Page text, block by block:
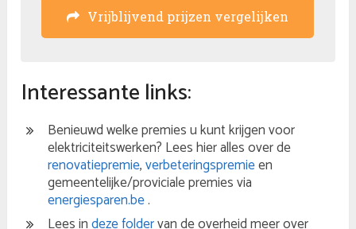
Vrijblijvend prijzen vergelijken
Interessante links:
Benieuwd welke premies u kunt krijgen voor
elektriciteitswerken? Lees hier alles over de
renovatiepremie,verbeteringspremieen
gemeentelijke/proviciale premies via
energiesparen.be.
Lees indeze foldervan de overheid meer over